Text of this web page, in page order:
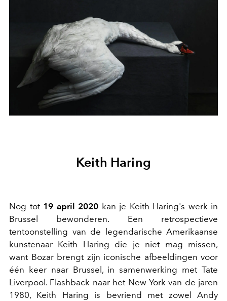
Keith Haring
Nog tot 19 april 2020 kan je Keith Haring's werk in
Brussel bewonderen. Een retrospectieve
tentoonstelling van de legendarische Amerikaanse
kunstenaar Keith Haring die je niet mag missen,
want Bozar brengt zijn iconische afbeeldingen voor
één keer naar Brussel, in samenwerking met Tate
Liverpool. Flashback naar het New York van de jaren
1980, Keith Haring is bevriend met zowel Andy